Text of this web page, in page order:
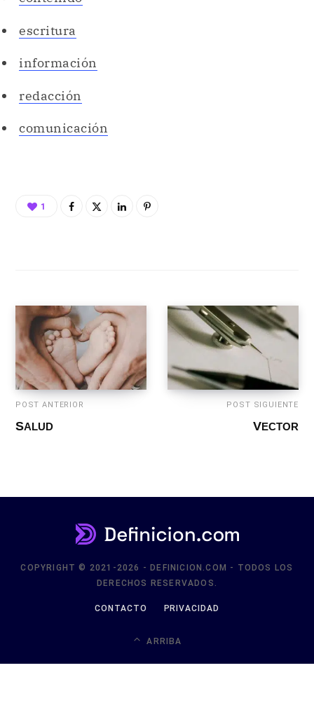
escritura
información
redacción
comunicación
1
POST ANTERIOR
SALUD
POST SIGUIENTE
VECTOR
COPYRIGHT © 2021-2026 - DEFINICION.COM - TODOS LOS
DERECHOS RESERVADOS.
CONTACTO PRIVACIDAD
ARRIBA